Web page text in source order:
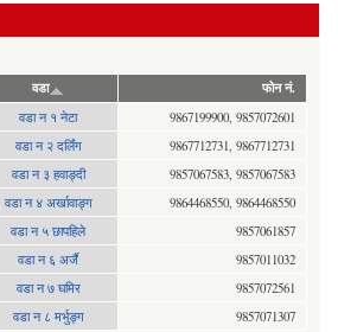
वडा फोन नं.
वडा न १ नेटा
9867199900, 9857072601
वडा न २ दर्लिंग
9867712731, 9867712731
वडा न ३ हवाङ्दी
9857067583, 9857067583
वडा न‍ ४ अर्खावाङ्ग
9864468550, 9864468550
वडा न ५ छापहिले
9857061857
वडा न ६ अर्जै
9857011032
वडा न ७ घमिर
9857072561
वडा न ८ मर्भुङ्ग 9857071307